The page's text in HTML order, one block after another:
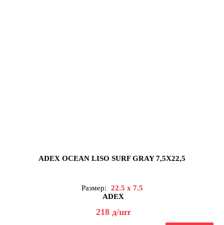
ADEX OCEAN LISO SURF GRAY 7,5X22,5
Размер:
22.5 x 7.5
ADEX
218 д/шт